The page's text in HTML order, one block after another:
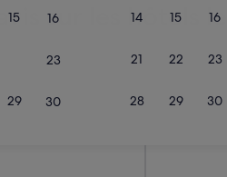
15 16
23
29 30
14 15 16
21 22 23
28 29 30
sur les hôtels
Hotel de